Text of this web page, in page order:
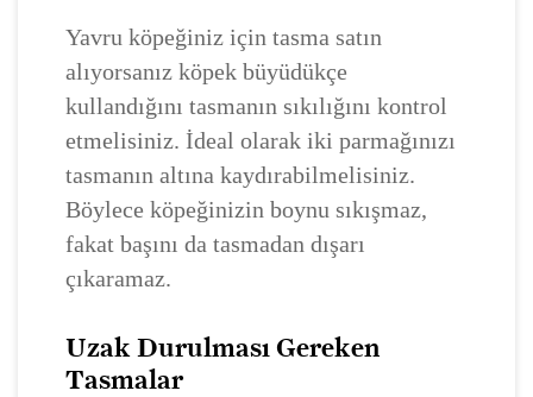
Yavru köpeğiniz için tasma satın
alıyorsanız köpek büyüdükçe
kullandığını tasmanın sıkılığını kontrol
etmelisiniz. İdeal olarak iki parmağınızı
tasmanın altına kaydırabilmelisiniz.
Böylece köpeğinizin boynu sıkışmaz,
fakat başını da tasmadan dışarı
çıkaramaz.
Uzak Durulması Gereken
Tasmalar